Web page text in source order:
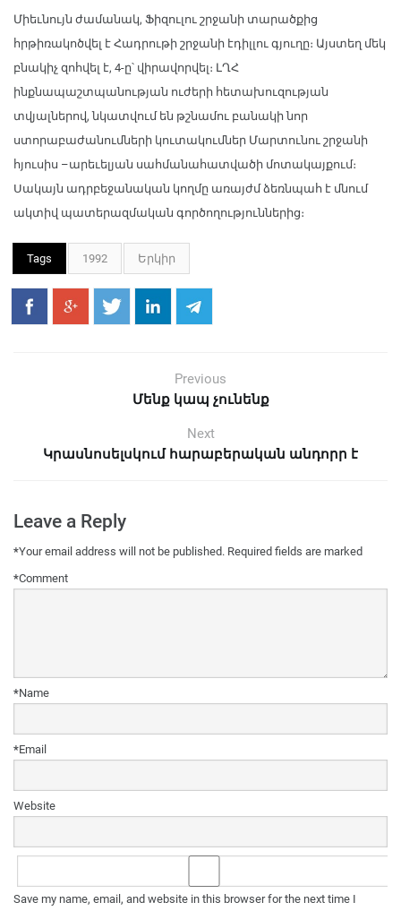
Միեւնույն ժամանակ, Ֆիզուլու շրջանի տարածքից
հրթիռակոծվել է Հադրութի շրջանի էդիլլու գյուղը։ Այստեղ մեկ
բնակիչ զոհվել է, 4-ը՝ վիրավորվել։ ԼՂՀ
ինքնապաշտպանության ուժերի հետախուզության
տվյալներով, նկատվում են թշնամու բանակի նոր
ստորաբաժանումների կուտակումներ Մարտունու շրջանի
հյուսիս –արեւելյան սահմանահատվածի մոտակայքում։
Սակայն ադրբեջանական կողմը առայժմ ձեռնպահ է մնում
ակտիվ պատերազմական գործողություններից։
Tags 1992 Երկիր
Previous
Մենք կապ չունենք
Next
Կրասնոսելսկում հարաբերական անդորր է
Leave a Reply
Your email address will not be published. Required fields are marked
*
Comment
*
Name
*
Email
*
Website
Save my name, email, and website in this browser for the next time I